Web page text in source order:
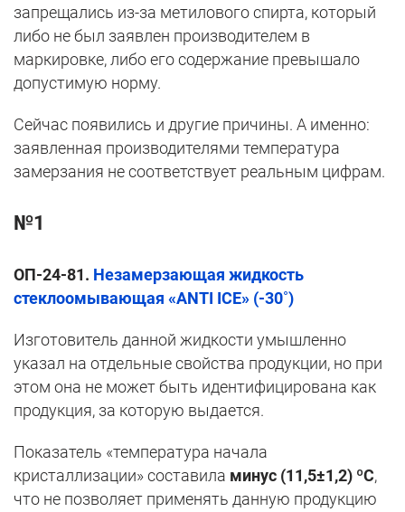
запрещались из-за метилового спирта, который
либо не был заявлен производителем в
маркировке, либо его содержание превышало
допустимую норму.
Сейчас появились и другие причины. А именно:
заявленная производителями температура
замерзания не соответствует реальным цифрам.
№1
ОП-24-81. Незамерзающая жидкость
стеклоомывающая «ANTI ICE» (-30˚)
Изготовитель данной жидкости умышленно
указал на отдельные свойства продукции, но при
этом она не может быть идентифицирована как
продукция, за которую выдается.
Показатель «температура начала
кристаллизации» составила минус (11,5±1,2) ºС,
что не позволяет применять данную продукцию